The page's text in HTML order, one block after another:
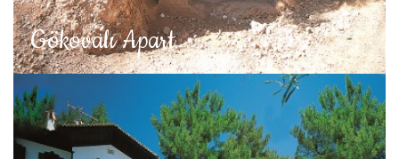
Gökovalı Apart